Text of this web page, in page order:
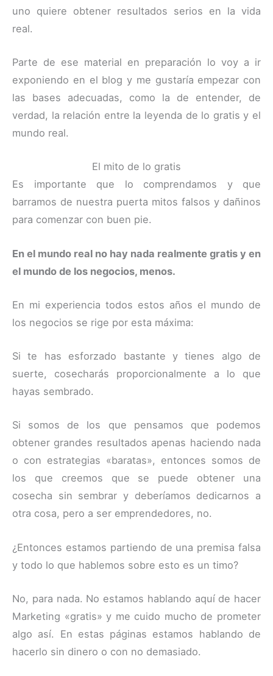
uno quiere obtener resultados serios en la vida
real.
Parte de ese material en preparación lo voy a ir
exponiendo en el blog y me gustaría empezar con
las bases adecuadas, como la de entender, de
verdad, la relación entre la leyenda de lo gratis y el
mundo real.
El mito de lo gratis
Es importante que lo comprendamos y que
barramos de nuestra puerta mitos falsos y dañinos
para comenzar con buen pie.
En el mundo real no hay nada realmente gratis y en
el mundo de los negocios, menos.
En mi experiencia todos estos años el mundo de
los negocios se rige por esta máxima:
Si te has esforzado bastante y tienes algo de
suerte, cosecharás proporcionalmente a lo que
hayas sembrado.
Si somos de los que pensamos que podemos
obtener grandes resultados apenas haciendo nada
o con estrategias «baratas», entonces somos de
los que creemos que se puede obtener una
cosecha sin sembrar y deberíamos dedicarnos a
otra cosa, pero a ser emprendedores, no.
¿Entonces estamos partiendo de una premisa falsa
y todo lo que hablemos sobre esto es un timo?
No, para nada. No estamos hablando aquí de hacer
Marketing «gratis» y me cuido mucho de prometer
algo así. En estas páginas estamos hablando de
hacerlo sin dinero o con no demasiado.